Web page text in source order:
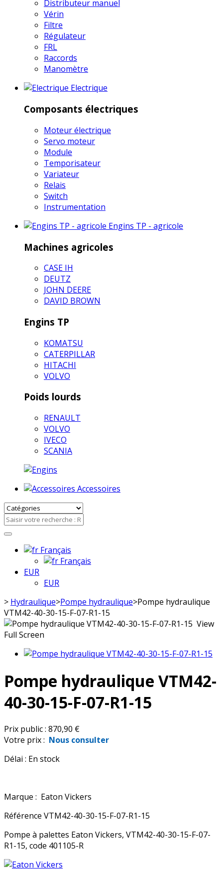
Distributeur manuel
Vérin
Filtre
Régulateur
FRL
Raccords
Manomètre
Electrique
Composants électriques
Moteur électrique
Servo moteur
Module
Temporisateur
Variateur
Relais
Switch
Instrumentation
Engins TP - agricole
Machines agricoles
CASE IH
DEUTZ
JOHN DEERE
DAVID BROWN
Engins TP
KOMATSU
CATERPILLAR
HITACHI
VOLVO
Poids lourds
RENAULT
VOLVO
IVECO
SCANIA
Accessoires
Français
Français
EUR
EUR
> Hydraulique>Pompe hydraulique>Pompe hydraulique
VTM42-40-30-15-F-07-R1-15
View
Full Screen
Pompe hydraulique VTM42-
40-30-15-F-07-R1-15
Prix public : 870,90 €
Votre prix : Nous consulter
Délai : En stock
Marque : Eaton Vickers
Référence VTM42-40-30-15-F-07-R1-15
Pompe à palettes Eaton Vickers, VTM42-40-30-15-F-07-
R1-15, code 401105-R